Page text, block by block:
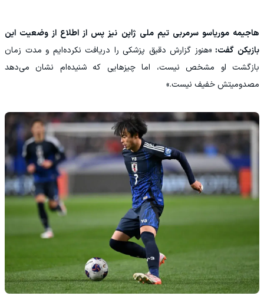
هاجیمه موریاسو سرمربی تیم ملی ژاپن نیز پس از اطلاع از وضعیت این
بازیکن گفت: «هنوز گزارش دقیق پزشکی را دریافت نکرده‌ایم و مدت زمان
بازگشت او مشخص نیست، اما چیزهایی که شنیده‌ام نشان می‌دهد
مصدومیتش خفیف نیست.»